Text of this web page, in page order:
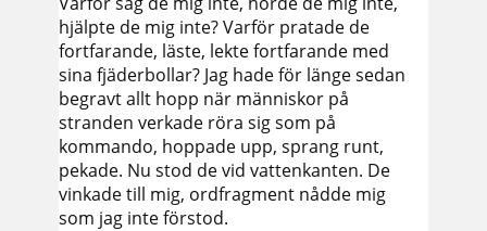
hjälpte de mig inte? Varför pratade de
fortfarande, läste, lekte fortfarande med
sina fjäderbollar? Jag hade för länge sedan
begravt allt hopp när människor på
stranden verkade röra sig som på
kommando, hoppade upp, sprang runt,
pekade. Nu stod de vid vattenkanten. De
vinkade till mig, ordfragment nådde mig
som jag inte förstod.